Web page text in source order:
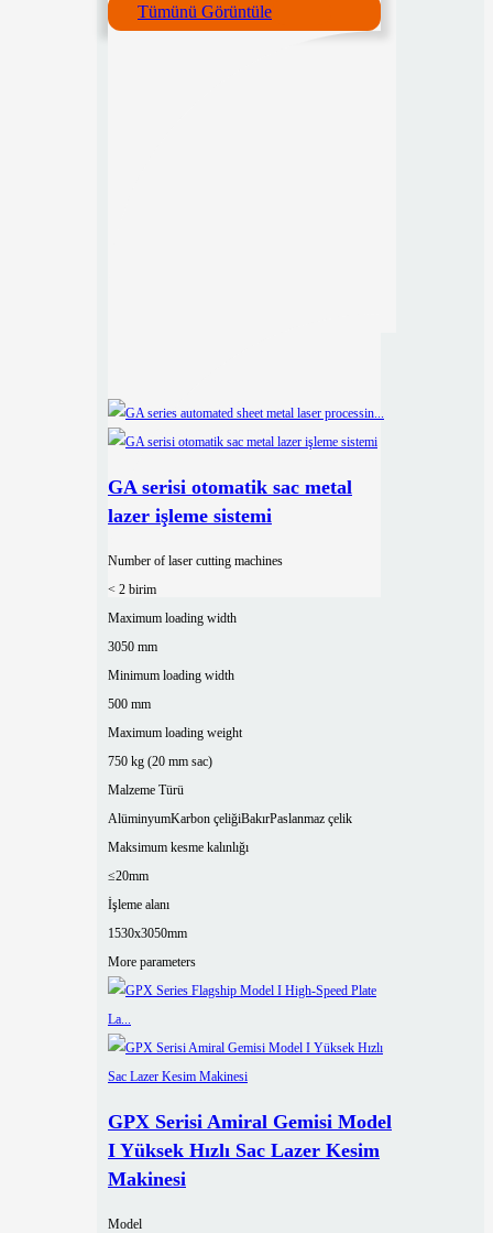
Tümünü Görüntüle
GA serisi otomatik sac metal
lazer işleme sistemi
Number of laser cutting machines
< 2 birim
Maximum loading width
3050 mm
Minimum loading width
500 mm
Maximum loading weight
750 kg (20 mm sac)
Malzeme Türü
AlüminyumKarbon çeliğiBakırPaslanmaz çelik
Maksimum kesme kalınlığı
≤20mm
İşleme alanı
1530x3050mm
More parameters
GPX Serisi Amiral Gemisi Model
I Yüksek Hızlı Sac Lazer Kesim
Makinesi
Model